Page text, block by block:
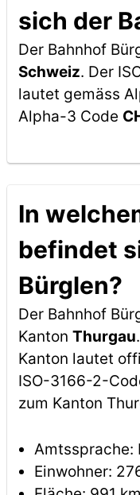
sich der
Der Bahnhof
Schweiz. Der
lautet gemäss
Alpha-3 Code
In
befindet
Bürglen?
Der Bahnhof
Kanton Thurgau
Kanton lautet
ISO-3166-2-
zum Kanton
Amtssprache:
Einwohner: